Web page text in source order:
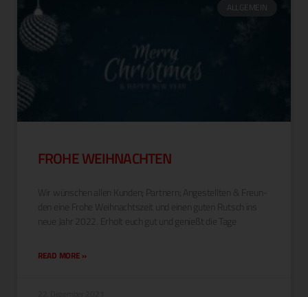
ALLGEMEIN
FROHE WEIHNACHTEN
Wir wün­schen allen Kun­den; Part­nern; Angestell­ten & Fre­un­
den eine Fro­he Wei­h­nacht­szeit und einen guten Rutsch ins
neue Jahr 2022. Erholt euch gut und genießt die Tage
READ MORE »